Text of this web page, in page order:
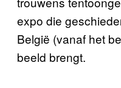
expo die
België (vanaf het
beeld brengt.